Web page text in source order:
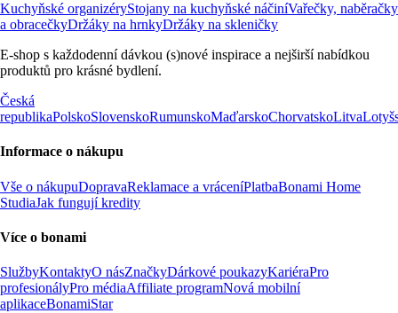
Kuchyňské organizéryStojany na kuchyňské náčiníVařečky, naběračky
a obracečkyDržáky na hrnkyDržáky na skleničky
E-shop s každodenní dávkou (s)nové inspirace a nejširší nabídkou
produktů pro krásné bydlení.
Česká
republikaPolskoSlovenskoRumunskoMaďarskoChorvatskoLitva
Informace o nákupu
Vše o nákupuDopravaReklamace a vráceníPlatbaBonami Home
StudiaJak fungují kredity
Více o bonami
SlužbyKontaktyO násZnačkyDárkové poukazyKariéraPro
profesionályPro médiaAffiliate programNová mobilní
aplikaceBonamiStar